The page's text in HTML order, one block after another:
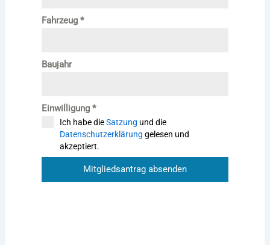
Fahrzeug *
Baujahr
Einwilligung *
Ich habe dieSatzung und die
Datenschutzerklärung gelesen und
akzeptiert.
Mitgliedsantrag absenden